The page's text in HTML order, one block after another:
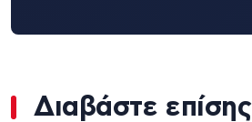
Διαβάστε επίσης